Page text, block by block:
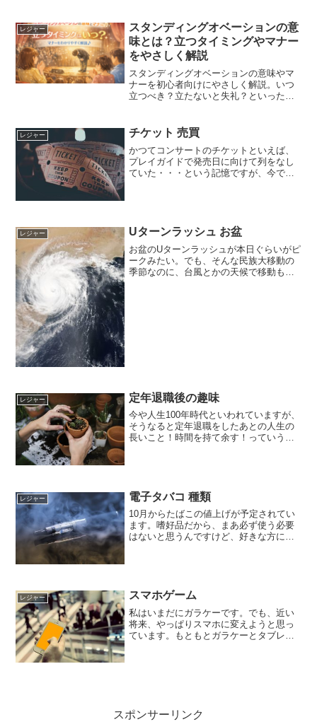
レジャー
スタンディングオベーションの意
味とは？立つタイミングやマナー
をやさしく解説
スタンディングオベーションの意味やマ
ナーを初心者向けにやさしく解説。いつ
立つべき？立たないと失礼？といった不
レジャー チケット 売買
かつてコンサートのチケットといえば、
プレイガイドで発売日に向けて列をなし
ていた・・・という記憶ですが、今では
レジャー Uターンラッシュ お盆
お盆のUターンラッシュが本日ぐらいがピ
ークみたい。でも、そんな民族大移動の
季節なのに、台風とかの天候で移動もま
レジャー 定年退職後の趣味
今や人生100年時代といわれていますが、
そうなると定年退職をしたあとの人生の
長いこと！時間を持て余す！っていうこ
レジャー 電子タバコ 種類
10月からたばこの値上げが予定されてい
ます。嗜好品だから、まあ必ず使う必要
はないと思うんですけど、好きな方にと
レジャー スマホゲーム
私はいまだにガラケーです。でも、近い
将来、やっぱりスマホに変えようと思っ
ています。もともとガラケーとタブレッ
スポンサーリンク